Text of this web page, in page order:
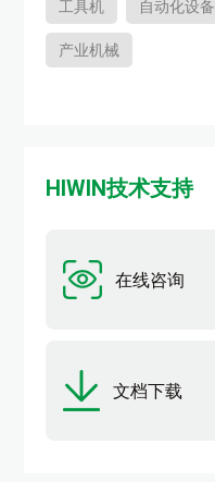
工具机 自动化设备
产业机械
HIWIN技术支持
在线咨询
文档下载